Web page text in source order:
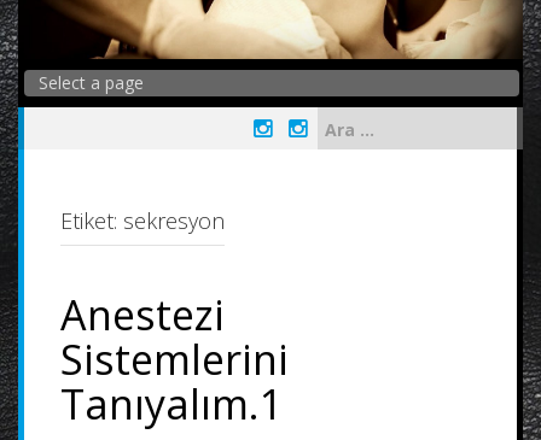
Etiket: sekresyon
Anestezi
Sistemlerini
Tanıyalım.1